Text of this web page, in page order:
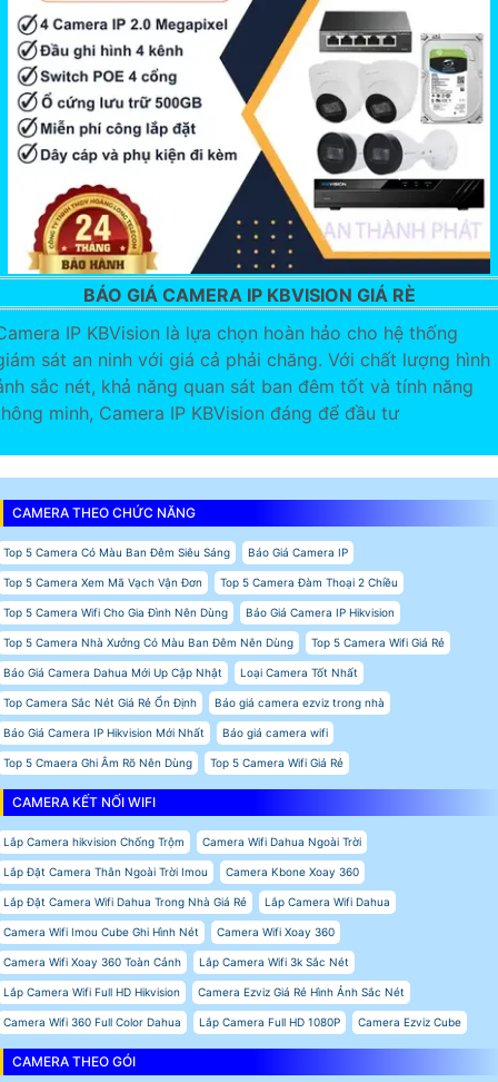
BÁO GIÁ CAMERA IP KBVISION GIÁ RÈ
IP KBVision là lựa chọn hoàn hảo cho hệ thống
sát an ninh với giá cả phải chăng. Với chất lượng hình
sắc nét, khả năng quan sát ban đêm tốt và tính năng
minh, Camera IP KBVision đáng để đầu tư
CAMERA THEO CHỨC NĂNG
Top 5 Camera Có Màu Ban Đêm Siêu Sáng Báo Giá Camera IP
Top 5 Camera Xem Mã Vạch Vận Đơn Top 5 Camera Đàm Thoại 2 Chiều
Top 5 Camera Wifi Cho Gia Đình Nên Dùng Báo Giá Camera IP Hikvision
Top 5 Camera Nhà Xưởng Có Màu Ban Đêm Nên Dùng Top 5 Camera Wifi Giá Rẻ
Báo Giá Camera Dahua Mới Up Cập Nhật Loại Camera Tốt Nhất
Top Camera Sắc Nét Giá Rẻ Ổn Định Báo giá camera ezviz trong nhà
Báo Giá Camera IP Hikvision Mới Nhất Báo giá camera wifi
Top 5 Cmaera Ghi Âm Rõ Nên Dùng Top 5 Camera Wifi Giá Rẻ
CAMERA KẾT NỐI WIFI
Lắp Camera hikvision Chống Trộm Camera Wifi Dahua Ngoài Trời
Lắp Đặt Camera Thân Ngoài Trời Imou Camera Kbone Xoay 360
Lắp Đặt Camera Wifi Dahua Trong Nhà Giá Rẻ Lắp Camera Wifi Dahua
Camera Wifi Imou Cube Ghi Hình Nét Camera Wifi Xoay 360
Camera Wifi Xoay 360 Toàn Cảnh Lắp Camera Wifi 3k Sắc Nét
Lắp Camera Wifi Full HD Hikvision Camera Ezviz Giá Rẻ Hình Ảnh Sắc Nét
Camera Wifi 360 Full Color Dahua Lắp Camera Full HD 1080P Camera Ezviz Cube
CAMERA THEO GÓI